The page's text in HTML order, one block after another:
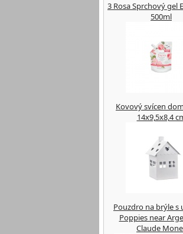
3 Rosa Sprchový gel
500ml
Kovový svícen
14x9,5x8,4
Pouzdro na brýle s
Poppies near
Claude